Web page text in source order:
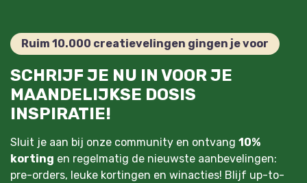
Ruim 10.000 creatievelingen gingen je voor
SCHRIJF JE NU IN VOOR JE
MAANDELIJKSE DOSIS
INSPIRATIE!
Sluit je aan bij onze community en ontvang 10%
korting en regelmatig de nieuwste aanbevelingen:
pre-orders, leuke kortingen en winacties! Blijf up-to-